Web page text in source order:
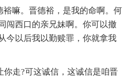
裕嘛。晋德裕，是我的命啊。何
闯西口的亲兄妹啊。你可以撤
今以后我以勤赎罪，你就拿我
你走?可这诚信，这诚信是咱晋